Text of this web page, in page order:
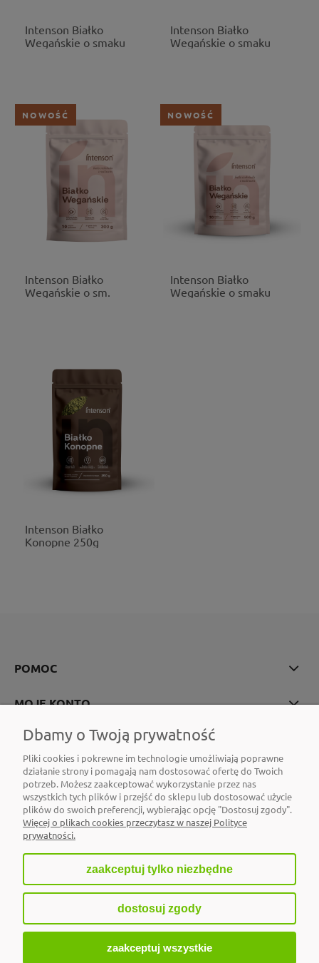
Intenson Białko
Wegańskie o smaku
Intenson Białko
Wegańskie o smaku
Intenson Białko
Wegańskie o sm.
NOWOŚĆ
Intenson Białko
Wegańskie o smaku
NOWOŚĆ
Intenson Białko
Konopne 250g
POMOC
MOJE KONTO
PŁATNOŚCI I DOSTAWA
INFORMACJE
O NAS
Sklep internetowy Shoper.pl
Dbamy o Twoją prywatność
Pliki cookies i pokrewne im technologie umożliwiają poprawne
działanie strony i pomagają nam dostosować ofertę do Twoich
potrzeb. Możesz zaakceptować wykorzystanie przez nas
wszystkich tych plików i przejść do sklepu lub dostosować użycie
plików do swoich preferencji, wybierając opcję "Dostosuj zgody".
Więcej o plikach cookies przeczytasz w naszej Polityce
prywatności.
zaakceptuj tylko niezbędne
dostosuj zgody
zaakceptuj wszystkie